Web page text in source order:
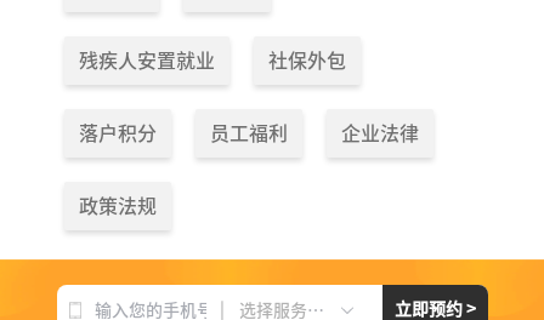
残疾人安置就业 社保外包
落户积分 员工福利 企业法律
政策法规
选择服务项目 立即预约 >